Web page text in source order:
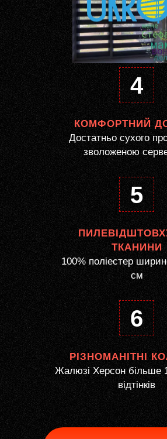
4
КОМФОРТНИЙ
Достатньо сухого
зволоженою
5
ТКАНИНИ
100% поліестер
см
6
РІЗНОМАНІТНІ
Жалюзі Херсон більше
відтінків